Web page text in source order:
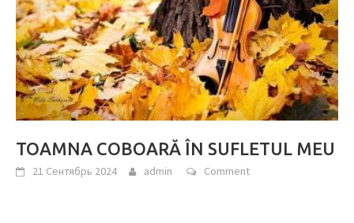
TOAMNA COBOARĂ ÎN SUFLETUL MEU
21 Сентябрь 2024 admin Comment